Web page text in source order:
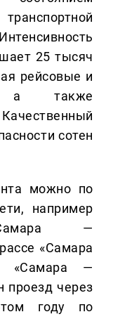
25 тысяч
рейсовые и
а также
сотен
можно по
например
—
«Самара
«Самара —
проезд через
году по